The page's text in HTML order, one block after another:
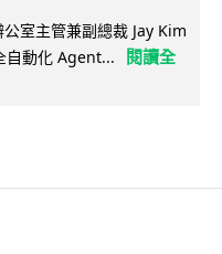
室主管兼副總裁 Jay Kim
自動化 Agent...
閱讀全